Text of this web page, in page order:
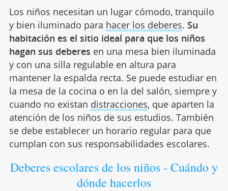
Los niños necesitan un lugar cómodo, tranquilo
y bien iluminado para hacer los deberes. Su
habitación es el sitio ideal para que los niños
hagan sus deberes en una mesa bien iluminada
y con una silla regulable en altura para
mantener la espalda recta. Se puede estudiar en
la mesa de la cocina o en la del salón, siempre y
cuando no existan distracciones, que aparten la
atención de los niños de sus estudios. También
se debe establecer un horario regular para que
cumplan con sus responsabilidades escolares.
Deberes escolares de los niños - Cuándo y
dónde hacerlos